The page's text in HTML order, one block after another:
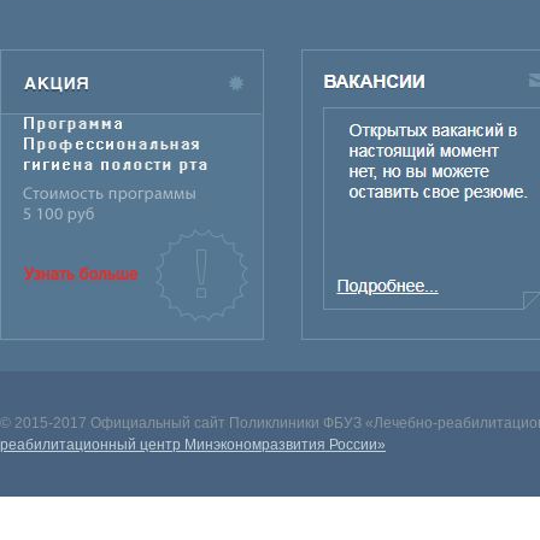
© 2015-2017 Официальный сайт Поликлиники ФБУЗ «Лечебно-
реабилитационный центр Минэкономразвития России»